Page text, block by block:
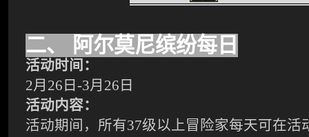
二、 阿尔莫尼缤纷每日
活动时间：
2月26日-3月26日
活动内容：
活动期间，所有37级以上冒险家每天可在活